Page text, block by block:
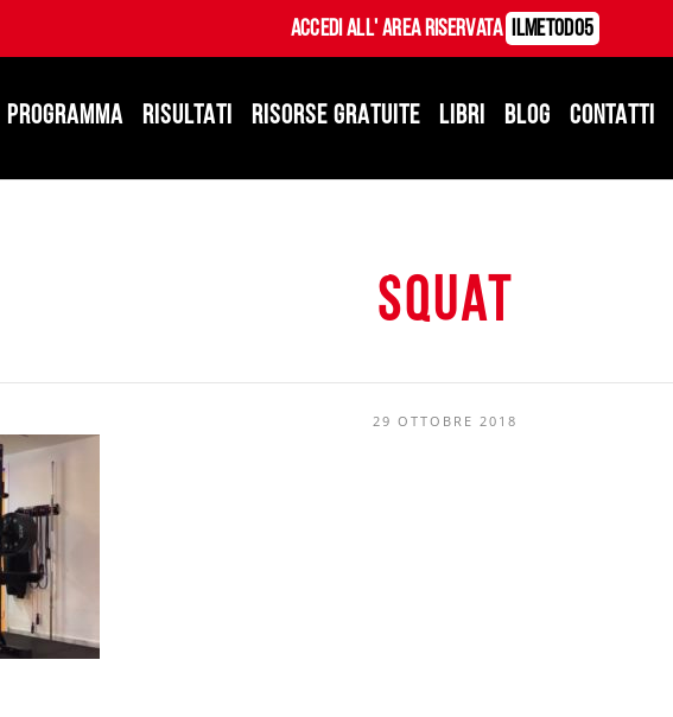
Accedi all' Area Riservata ILMetodo5
PROGRAMMA RISULTATI RISORSE GRATUITE LIBRI BLOG CONTATTI
squat
29 OTTOBRE 2018